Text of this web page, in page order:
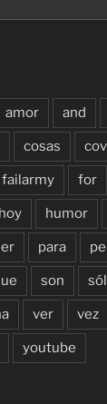
amor and
cosas
failarmy for
hoy humor
para
son
ver vez
youtube